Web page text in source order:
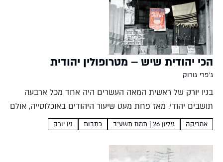
הכי יהודית שיש – מטרופולין יהודית
ג'פרי גורוק
בניו יורק של ראשית המאה העשרים היה אחד מכל ארבעה
תושבים יהודי. מאז פחת מעט שיעור היהודים באוכלוסייה, אולם
היא המשיכה להיות מטרופולין יהודית מאוד דרך כל התהפוכות
אמריקה גיליון 26 | תמוז תשע"ב כתבות ניו יורק